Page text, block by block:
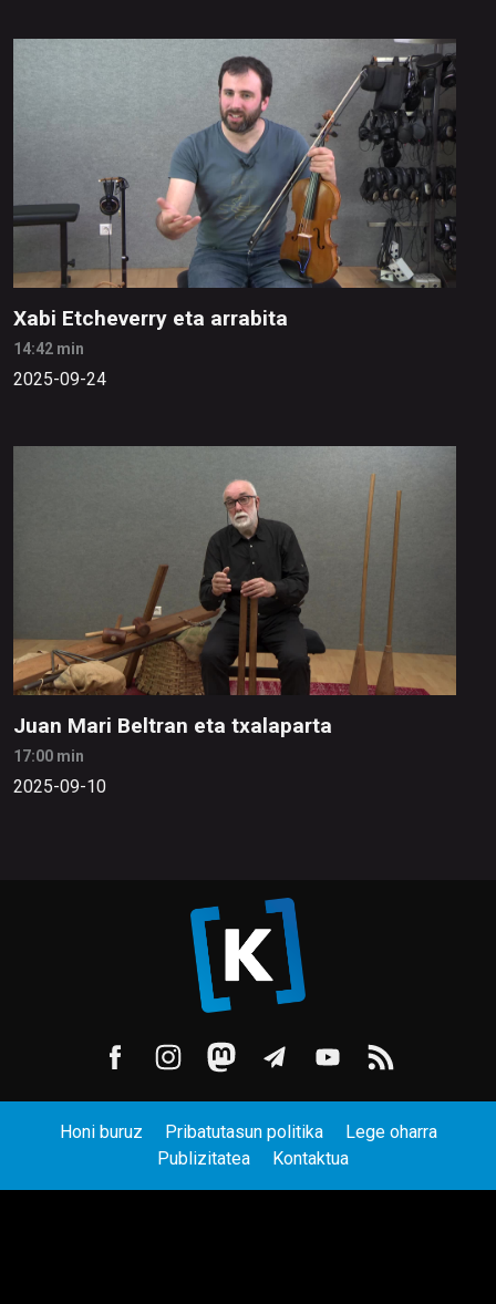
Xabi Etcheverry eta arrabita
14:42 min
2025-09-24
Juan Mari Beltran eta txalaparta
17:00 min
2025-09-10
Honi buruz Pribatutasun politika
Lege oharra
Publizitatea
Kontaktua